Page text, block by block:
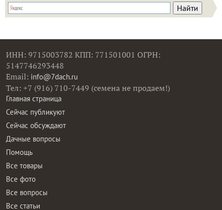
ИНН: 9715003782 КПП: 771501001 ОГРН:
5147746293448
Email: info@7dach.ru
Тел: +7 (916) 710-7449 (семена не продаем!)
Главная страница
Сейчас публикуют
Сейчас обсуждают
Дачные вопросы
Помощь
Все товары
Все фото
Все вопросы
Все статьи